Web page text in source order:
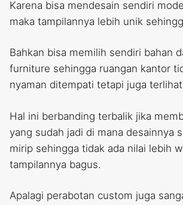
Karena bisa mendesain sendiri
maka tampilannya lebih unik
Bahkan bisa memilih sendiri bahan
furniture sehingga ruangan kantor
nyaman ditempati tetapi juga
Hal ini berbanding terbalik jika
yang sudah jadi di mana desainnya
mirip sehingga tidak ada nilai lebih
tampilannya bagus.
Apalagi perabotan custom juga